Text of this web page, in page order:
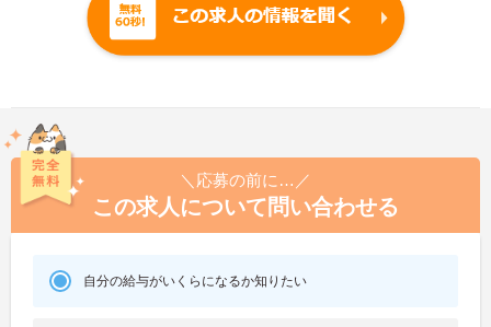
＼応募の前に…／
この求人について問い合わせる
自分の給与がいくらになるか知りたい